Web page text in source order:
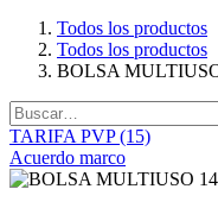
Todos los productos
Todos los productos
BOLSA
TARIFA PVP (15)
Acuerdo marco